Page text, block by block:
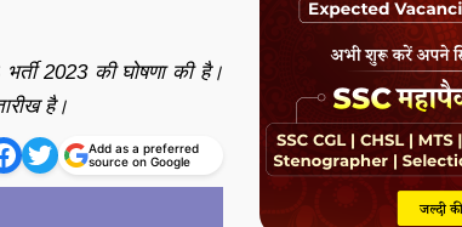
2023 की घोषणा की है।
है।
Add as a preferred
source on Google